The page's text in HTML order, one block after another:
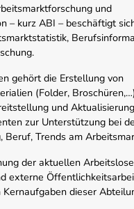
und
– kurz ABI – beschäftigt
gehört die Erstellung von
(Folder,
und
zur Unterstützung bei
Beruf, Trends am
der aktuellen
externe
dieser